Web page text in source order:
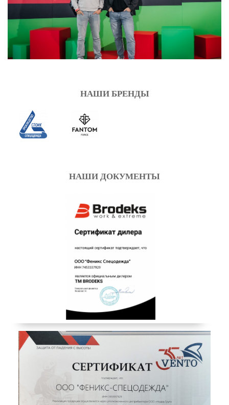
НАШИ БРЕНДЫ
НАШИ ДОКУМЕНТЫ